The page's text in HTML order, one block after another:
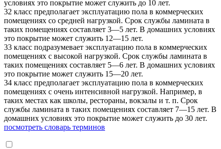
условиях это покрытие может служить до 10 лет.
32 класс предполагает эксплуатацию пола в коммерческих
помещениях со средней нагрузкой. Срок службы ламината в
таких помещениях составляет 3—5 лет. В домашних условиях
это покрытие может служить 12—15 лет.
33 класс подразумевает эксплуатацию пола в коммерческих
помещениях с высокой нагрузкой. Срок службы ламината в
таких помещениях составляет 5—6 лет. В домашних условиях
это покрытие может служить 15—20 лет.
34 класс предполагает эксплуатацию пола в коммерческих
помещениях с очень интенсивной нагрузкой. Например, в
таких местах как школы, рестораны, вокзалы и т. п. Срок
службы ламината в таких помещениях составляет 7—15 лет. В
домашних условиях это покрытие может служить до 30 лет.
посмотреть словарь терминов